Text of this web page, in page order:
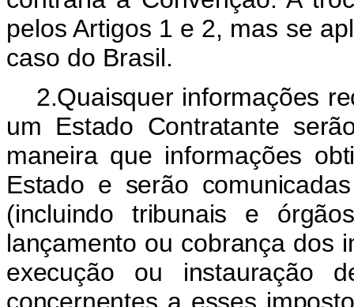
pelos Artigos 1 e 2, mas se
caso do Brasil.
2.Quaisquer informações
um Estado Contratante
maneira que informações
Estado e serão
(incluindo tribunais e
lançamento ou cobrança dos
execução ou instauração